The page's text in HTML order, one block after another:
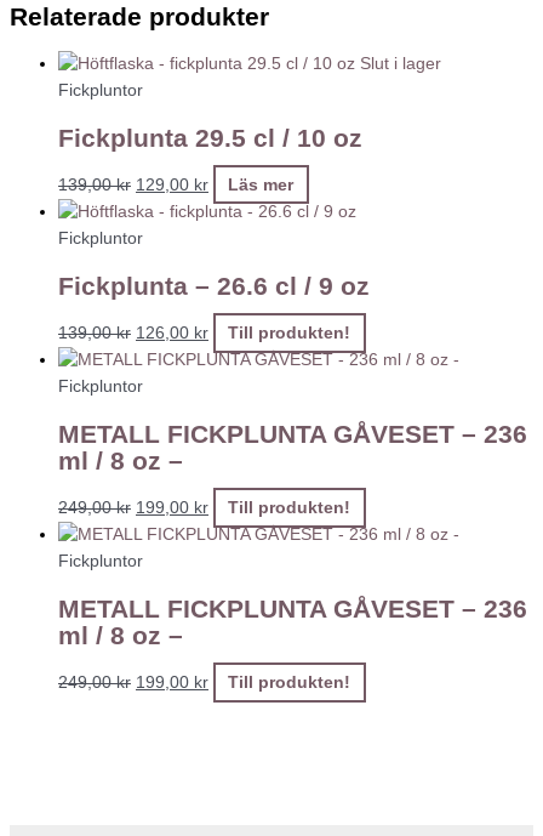
Relaterade produkter
Slut i lager
Fickpluntor
Fickplunta 29.5 cl / 10 oz
139,00kr 129,00 kr Läs mer
Fickpluntor
Fickplunta – 26.6 cl / 9 oz
139,00kr 126,00 kr Till produkten!
Fickpluntor
METALL FICKPLUNTA GÅVESET – 236
ml / 8 oz –
249,00kr 199,00 kr Till produkten!
Fickpluntor
METALL FICKPLUNTA GÅVESET – 236
ml / 8 oz –
249,00kr 199,00 kr Till produkten!